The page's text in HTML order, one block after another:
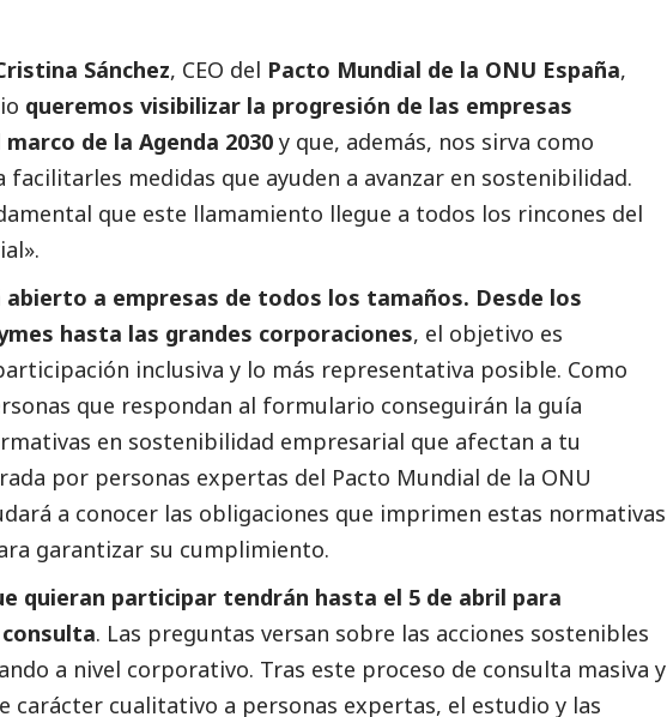
Sánchez, CEO del Pacto Mundial de la ONU España,
queremos visibilizar la progresión de las empresas
de la Agenda 2030 y que, además, nos sirva como
medidas que ayuden a avanzar en sostenibilidad.
que este llamamiento llegue a todos los rincones del
abierto a empresas de todos los tamaños. Desde los
hasta las grandes corporaciones, el objetivo es
inclusiva y lo más representativa posible. Como
que respondan al formulario conseguirán la guía
en sostenibilidad empresarial que afectan a tu
por personas expertas del Pacto Mundial de la ONU
a conocer las obligaciones que imprimen estas normativas
garantizar su cumplimiento.
quieran participar tendrán hasta el 5 de abril para
. Las preguntas versan sobre las acciones sostenibles
a nivel corporativo. Tras este proceso de consulta masiva y
carácter cualitativo a personas expertas, el estudio y las